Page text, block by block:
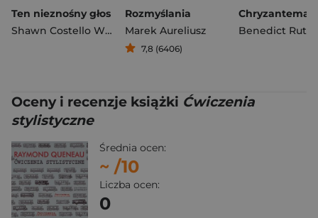
Ten nieznośny głos
Shawn Costello Whooley
,Yates Holly
Rozmyślania
Marek Aureliusz
7,8 (6406)
Benedict Ruth
Oceny i recenzje książki Ćwiczenia
stylistyczne
Średnia ocen:
~ /10
Liczba ocen:
0